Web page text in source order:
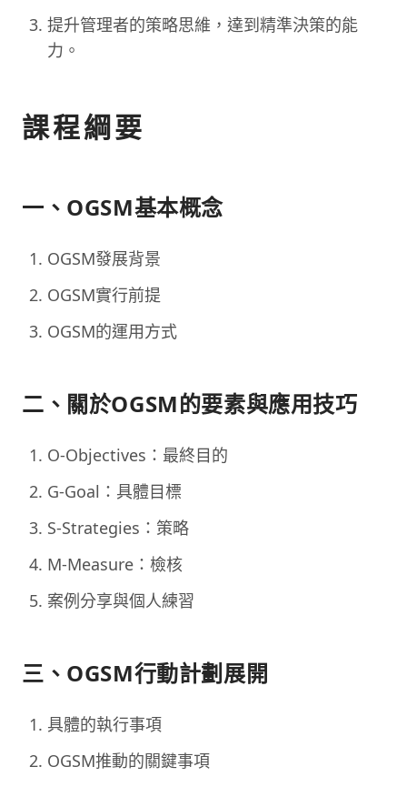
提升管理者的策略思維，達到精準決策的能
力。
課程綱要
一、OGSM基本概念
OGSM發展背景
OGSM實行前提
OGSM的運用方式
二、關於OGSM的要素與應用技巧
O-Objectives：最終目的
G-Goal：具體目標
S-Strategies：策略
M-Measure：檢核
案例分享與個人練習
三、OGSM行動計劃展開
具體的執行事項
OGSM推動的關鍵事項